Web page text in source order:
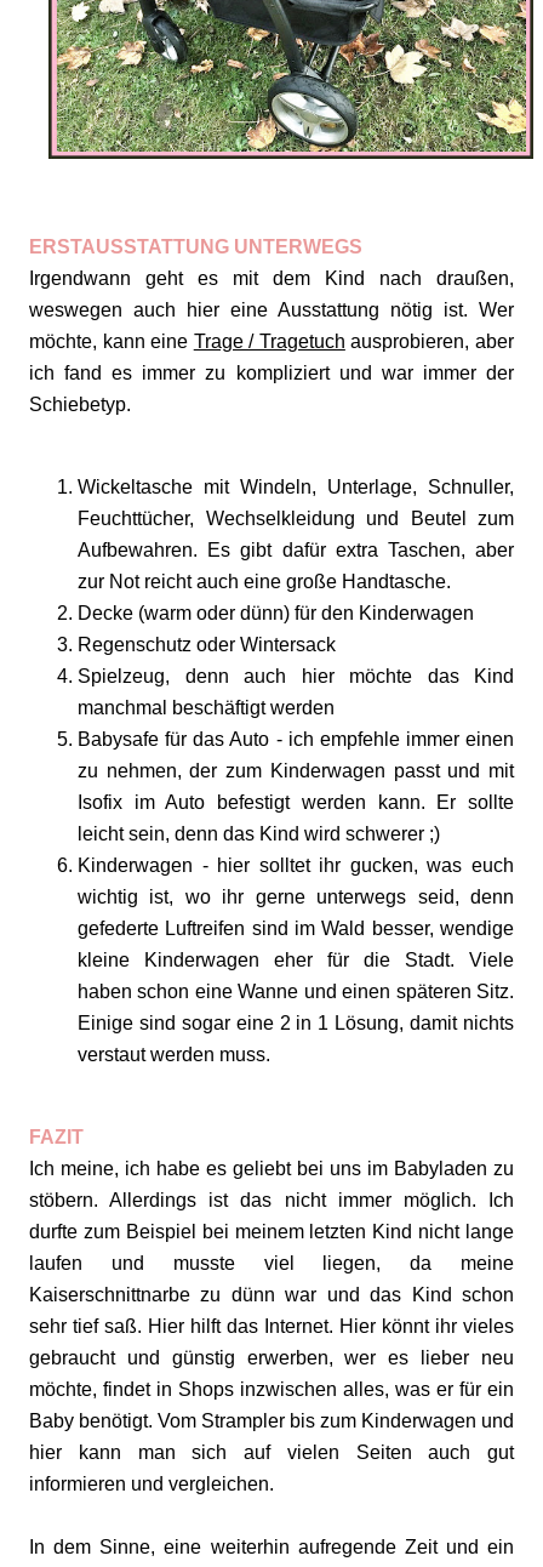
ERSTAUSSTATTUNG UNTERWEGS
Irgendwann geht es mit dem Kind nach draußen,
weswegen auch hier eine Ausstattung nötig ist. Wer
möchte, kann eine Trage / Tragetuch ausprobieren, aber
ich fand es immer zu kompliziert und war immer der
Schiebetyp.
Wickeltasche mit Windeln, Unterlage, Schnuller,
Feuchttücher, Wechselkleidung und Beutel zum
Aufbewahren. Es gibt dafür extra Taschen, aber
zur Not reicht auch eine große Handtasche.
Decke (warm oder dünn) für den Kinderwagen
Regenschutz oder Wintersack
Spielzeug, denn auch hier möchte das Kind
manchmal beschäftigt werden
Babysafe für das Auto - ich empfehle immer einen
zu nehmen, der zum Kinderwagen passt und mit
Isofix im Auto befestigt werden kann. Er sollte
leicht sein, denn das Kind wird schwerer ;)
Kinderwagen - hier solltet ihr gucken, was euch
wichtig ist, wo ihr gerne unterwegs seid, denn
gefederte Luftreifen sind im Wald besser, wendige
kleine Kinderwagen eher für die Stadt. Viele
haben schon eine Wanne und einen späteren Sitz.
Einige sind sogar eine 2 in 1 Lösung, damit nichts
verstaut werden muss.
FAZIT
Ich meine, ich habe es geliebt bei uns im Babyladen zu
stöbern. Allerdings ist das nicht immer möglich. Ich
durfte zum Beispiel bei meinem letzten Kind nicht lange
laufen und musste viel liegen, da meine
Kaiserschnittnarbe zu dünn war und das Kind schon
sehr tief saß. Hier hilft das Internet. Hier könnt ihr vieles
gebraucht und günstig erwerben, wer es lieber neu
möchte, findet in Shops inzwischen alles, was er für ein
Baby benötigt. Vom Strampler bis zum Kinderwagen und
hier kann man sich auf vielen Seiten auch gut
informieren und vergleichen.
In dem Sinne, eine weiterhin aufregende Zeit und ein